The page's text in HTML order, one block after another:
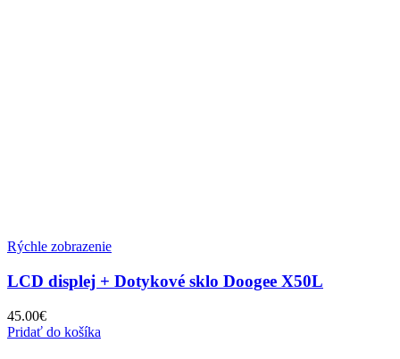
Rýchle zobrazenie
LCD displej + Dotykové sklo Doogee X50L
45.00€
Pridať do košíka